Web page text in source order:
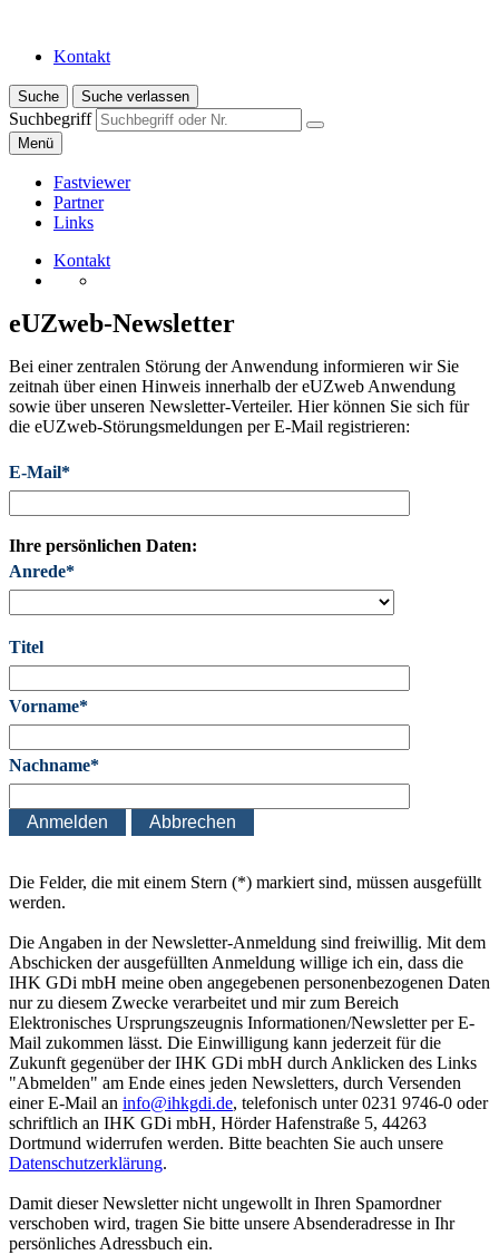
Kontakt
Suche Suche verlassen
Suchbegriff
Menü
Fastviewer
Partner
Links
Kontakt
eUZweb-Newsletter
Bei einer zentralen Störung der Anwendung informieren wir Sie
zeitnah über einen Hinweis innerhalb der eUZweb Anwendung
sowie über unseren Newsletter-Verteiler. Hier können Sie sich für
die eUZweb-Störungsmeldungen per E-Mail registrieren:
E-Mail*
Ihre persönlichen Daten:
Anrede*
Titel
Vorname*
Nachname*
Die Felder, die mit einem Stern (*) markiert sind, müssen ausgefüllt
werden.
Die Angaben in der Newsletter-Anmeldung sind freiwillig. Mit dem
Abschicken der ausgefüllten Anmeldung willige ich ein, dass die
IHK GDi mbH meine oben angegebenen personenbezogenen Daten
nur zu diesem Zwecke verarbeitet und mir zum Bereich
Elektronisches Ursprungszeugnis Informationen/Newsletter per E-
Mail zukommen lässt. Die Einwilligung kann jederzeit für die
Zukunft gegenüber der IHK GDi mbH durch Anklicken des Links
"Abmelden" am Ende eines jeden Newsletters, durch Versenden
einer E-Mail an info@ihkgdi.de, telefonisch unter 0231 9746-0 oder
schriftlich an IHK GDi mbH, Hörder Hafenstraße 5, 44263
Dortmund widerrufen werden. Bitte beachten Sie auch unsere
Datenschutzerklärung.
Damit dieser Newsletter nicht ungewollt in Ihren Spamordner
verschoben wird, tragen Sie bitte unsere Absenderadresse in Ihr
persönliches Adressbuch ein.